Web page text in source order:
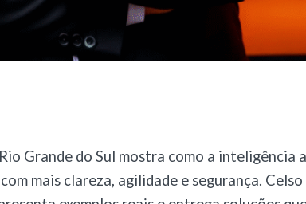
Grande do Sul mostra como a inteligência
mais clareza, agilidade e segurança. Celso